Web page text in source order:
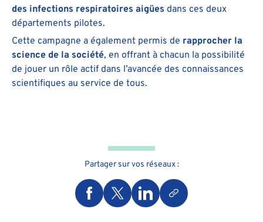
des infections respiratoires aigües dans ces deux
départements pilotes.
Cette campagne a également permis de rapprocher la
science de la société, en offrant à chacun la possibilité
de jouer un rôle actif dans l’avancée des connaissances
scientifiques au service de tous.
Partager sur vos réseaux :